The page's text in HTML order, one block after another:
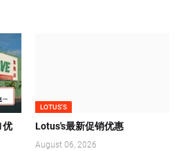
优
LOTUS'S
Lotus's最新促销优惠
August 06, 2026